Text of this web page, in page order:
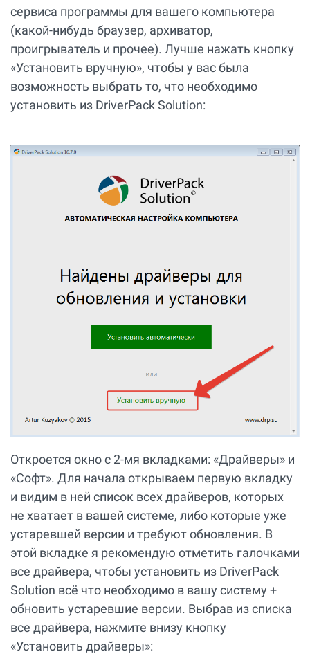
сервиса программы для вашего компьютера
(какой-нибудь браузер, архиватор,
проигрыватель и прочее). Лучше нажать кнопку
«Установить вручную», чтобы у вас была
возможность выбрать то, что необходимо
установить из DriverPack Solution:
Откроется окно с 2-мя вкладками: «Драйверы» и
«Софт». Для начала открываем первую вкладку
и видим в ней список всех драйверов, которых
не хватает в вашей системе, либо которые уже
устаревшей версии и требуют обновления. В
этой вкладке я рекомендую отметить галочками
все драйвера, чтобы установить из DriverPack
Solution всё что необходимо в вашу систему +
обновить устаревшие версии. Выбрав из списка
все драйвера, нажмите внизу кнопку
«Установить драйверы»: